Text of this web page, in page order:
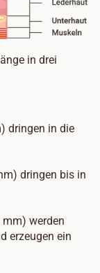
in drei
dringen in die
dringen bis in
werden
erzeugen ein